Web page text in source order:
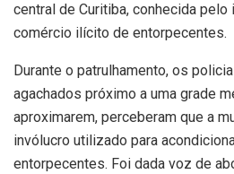
central de Curitiba, conhecida pelo
comércio ilícito de entorpecentes.
Durante o patrulhamento, os
agachados próximo a uma grade
aproximarem, perceberam que a
invólucro utilizado para
entorpecentes. Foi dada voz de